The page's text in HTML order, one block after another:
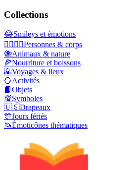
Collections
😂Smileys et émotions
👩‍❤️‍💋‍👨Personnes & corps
🐝Animaux & nature
🍕Nourriture et boissons
🌇Voyages & lieux
🥎Activités
📙Objets
💯Symboles
🇺🇸Drapeaux
🎊Jours fériés
🦄Émoticônes thématiques